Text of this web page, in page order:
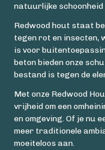
natuurlijke schoonheid
Redwood hout staat
tegen rot en insecten,
is voor
beton bieden onze
bestand is tegen de
Met onze Redwood
vrijheid om een
en omgeving. Of je nu
meer traditionele
moeiteloos aan.